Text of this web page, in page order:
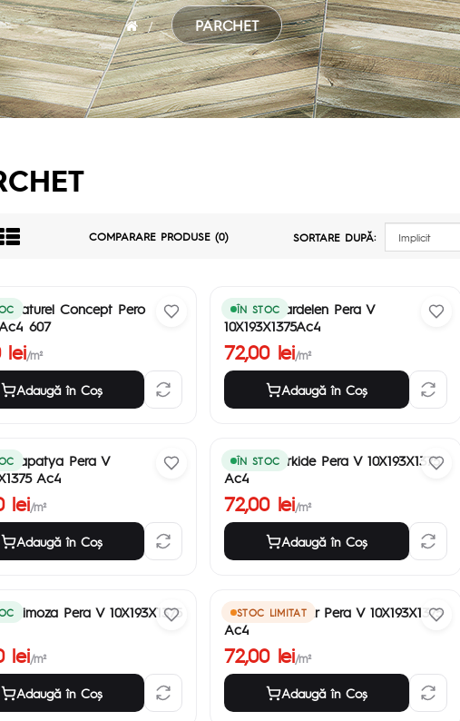
PARCHET
COMPARARE PRODUSE (0) SORTARE DUPĂ:
Naturel Concept Pero
607
lei/m²
Adaugă în Coş
ÎN STOC
Parchet Kardelen Pera V
10X193X1375Ac4
72,00 lei/m²
Adaugă în Coş
Papatya Pera V
Ac4
lei/m²
Adaugă în Coş
ÎN STOC
Parchet Orkide Pera V 10X193X1375
Ac4
72,00 lei/m²
Adaugă în Coş
Mimoza Pera V 10X193X1375
lei/m²
Adaugă în Coş
STOC LIMITAT
Parchet Pelemir Pera V 10X193X1375
Ac4
72,00 lei/m²
Adaugă în Coş